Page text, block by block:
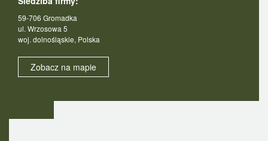
59-706 Gromadka
ul. Wrzosowa 5
woj. dolnośląskie, Polska
Zobacz na mapie